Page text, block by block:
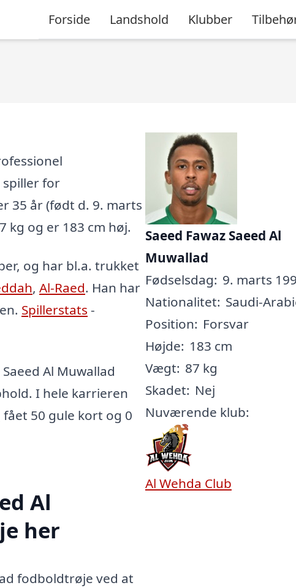
Forside Landshold Klubber
spiller for
35 år (født d. 9. marts
kg og er 183 cm høj.
og har bl.a. trukket
, Al-Raed. Han har
Spillerstats -
Al Muwallad
I hele karrieren
50 gule kort og 0
Al
her
fodboldtrøje ved at
Saeed Fawaz Saeed Al
Muwallad
Fødselsdag: 9. marts
Nationalitet: Saudi-
Position: Forsvar
Højde: 183 cm
Vægt: 87 kg
Skadet: Nej
Nuværende klub:
Al Wehda Club